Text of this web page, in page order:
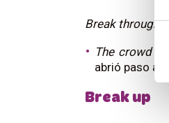
Break through
The crowd
abrió paso a
Break up